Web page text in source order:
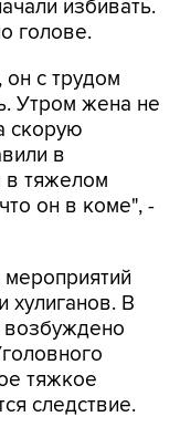
с трудом
скорую
в
тяжелом
он в коме", -
возбуждено
тяжкое
следствие.